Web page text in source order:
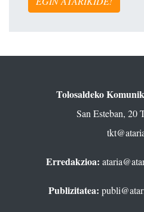
Tolosaldeko
San Esteban, 20
Erredakzioa:
Publizitatea: